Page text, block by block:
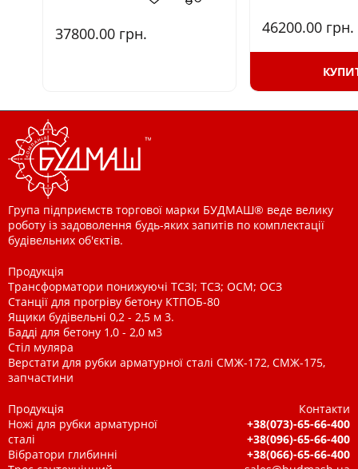
37800.00 грн. 46200.00 грн.
Група підприємств торгової марки БУДМАШ® веде велику
роботу із задоволення будь-яких запитів по комплектації
будівельних об'єктів.
Продукція
Трансформатори понижуючі ТСЗІ; ТСЗ; ОСМ; ОСЗ
Станції для прогріву бетону КТПОБ-80
Ящики будівельні 0,2 - 2,5 м 3.
Бадді для бетону 1,0 - 2,0 м3
Стіл муляра
Верстати для рубки арматурної сталі СМЖ-172, СМЖ-175,
запчастини
Продукція
Ножі для рубки арматурної
сталі
Вібратори глибинні
Контакти
+38(073)-65-66-400
+38(096)-65-66-400
+38(066)-65-66-400